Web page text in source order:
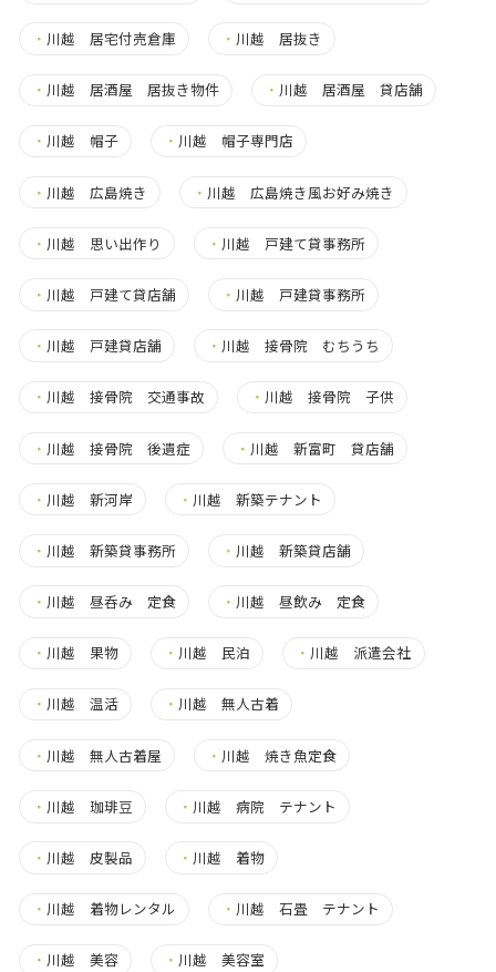
・ 川越 居宅付売倉庫 ・ 川越 居抜き
・ 川越 居酒屋 居抜き物件 ・ 川越 居酒屋 貸店舗
・ 川越 帽子 ・ 川越 帽子専門店
・ 川越 広島焼き ・ 川越 広島焼き風お好み焼き
・ 川越 思い出作り ・ 川越 戸建て貸事務所
・ 川越 戸建て貸店舗 ・ 川越 戸建貸事務所
・ 川越 戸建貸店舗 ・ 川越 接骨院 むちうち
・ 川越 接骨院 交通事故 ・ 川越 接骨院 子供
・ 川越 接骨院 後遺症 ・ 川越 新富町 貸店舗
・ 川越 新河岸 ・ 川越 新築テナント
・ 川越 新築貸事務所 ・ 川越 新築貸店舗
・ 川越 昼呑み 定食 ・ 川越 昼飲み 定食
・ 川越 果物 ・ 川越 民泊 ・ 川越 派遣会社
・ 川越 温活 ・ 川越 無人古着
・ 川越 無人古着屋 ・ 川越 焼き魚定食
・ 川越 珈琲豆 ・ 川越 病院 テナント
・ 川越 皮製品 ・ 川越 着物
・ 川越 着物レンタル ・ 川越 石畳 テナント
・ 川越 美容 ・ 川越 美容室